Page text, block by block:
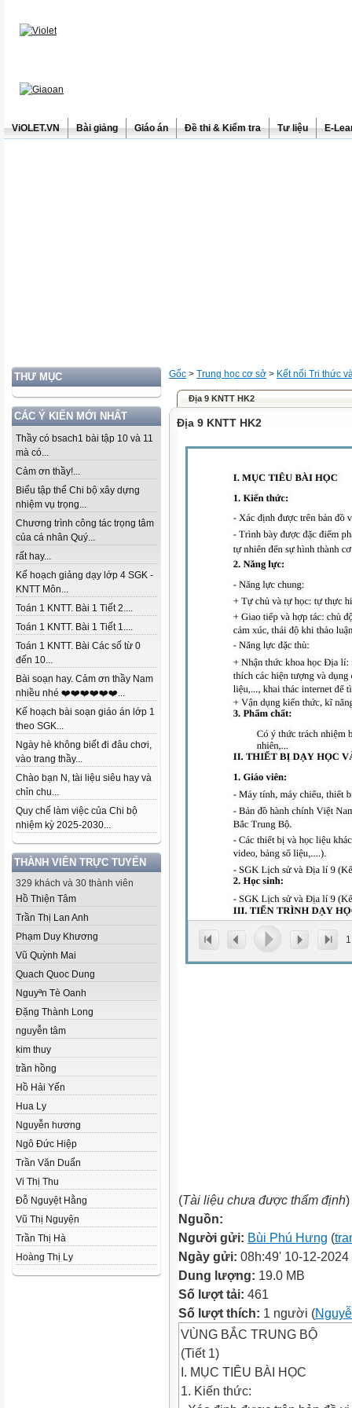
ViOLET.VN Bài giảng Giáo án Đề thi & Kiểm tra Tư liệu E-
THƯ MỤC
CÁC Ý KIẾN MỚI NHẤT
Thầy có bsach1 bài tập 10 và 11
mà có...
Cảm ơn thầy!...
Biểu tập thể Chi bộ xây dựng
nhiệm vụ trọng...
Chương trình công tác trọng tâm
của cá nhân Quý...
rất hay...
Kế hoạch giảng dạy lớp 4 SGK -
KNTT Môn...
Toán 1 KNTT. Bài 1 Tiết 2....
Toán 1 KNTT. Bài 1 Tiết 1....
Toán 1 KNTT. Bài Các số từ 0
đến 10...
Bài soạn hay. Cảm ơn thầy Nam
nhiều nhé ❤️❤️❤️❤️❤️❤️...
Kế hoạch bài soạn giáo án lớp 1
theo SGK...
Ngày hè không biết đi đâu chơi,
vào trang thầy...
Chào bạn N, tài liệu siêu hay và
chỉn chu...
Quy chế làm việc của Chi bộ
nhiệm kỳ 2025-2030...
THÀNH VIÊN TRỰC TUYẾN
329 khách và 30 thành viên
Hồ Thiện Tâm
Trần Thị Lan Anh
Phạm Duy Khương
Vũ Quỳnh Mai
Quach Quoc Dung
Nguyªn Tè Oanh
Đặng Thành Long
nguyễn tâm
kim thuy
trần hồng
Hồ Hải Yến
Hua Ly
Nguyễn hương
Ngô Đức Hiệp
Trần Văn Duẩn
Vi Thị Thu
Đỗ Nguyệt Hằng
Vũ Thị Nguyện
Trần Thị Hà
Hoàng Thị Ly
Gốc > Trung học cơ sở > Kết nối Tri thức
Địa 9 KNTT HK2
Địa 9 KNTT HK2
1
(Tài liệu chưa được thẩm định)
Nguồn:
Người gửi: Bùi Phú Hưng (
Ngày gửi: 08h:49' 10-12-2024
Dung lượng: 19.0 MB
Số lượt tải: 461
Số lượt thích: 1 người (
VÙNG BẮC TRUNG BỘ
(Tiết 1)
I. MỤC TIÊU BÀI HỌC
1. Kiến thức: